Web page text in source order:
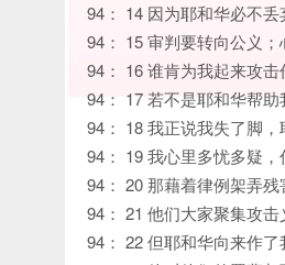
94： 14 因为耶和华必不丢
94： 15 审判要转向公义；
94： 16 谁肯为我起来攻
94： 17 若不是耶和华帮助
94： 18 我正说我失了脚，
94： 19 我心里多忧多疑，
94： 20 那藉着律例架弄
94： 21 他们大家聚集攻击
94： 22 但耶和华向来作了